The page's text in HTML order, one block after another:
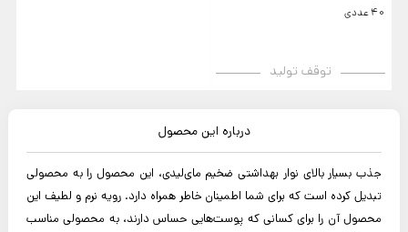
40 عددی
توقف تولید
درباره این محصول
جذب بسیار بالای نوار بهداشتی ضخیم مای‌لیدی، این محصول را به محصولی
تبدیل کرده است که برای شما اطمینان خاطر همراه دارد. رویه نرم و لطیف این
محصول آن را برای کسانی که پوست‌هایی حساس دارند، به محصولی مناسب